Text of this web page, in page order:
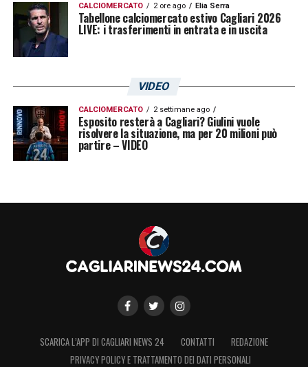
La giornata può dunque diventare
determinante per il futuro diGaetano.
L’Atalanta
sul mercato.
La trattativa resta da seguire con grande
dal punto di vista tecnico, ma anche
un’operazione capace di dare nuove risorse
CALCIOMERCATO 2 ore ago Elia Serra
Tabellone calciomercato estivo Cagliari 2026
LIVE: i trasferimenti in entrata e in uscita
VIDEO
CALCIOMERCATO 2 settimane ago
Esposito resterà a Cagliari? Giulini vuole
risolvere la situazione, ma per 20 milioni può
partire – VIDEO
SCARICA L’APP DI CAGLIARI NEWS 24 CONTATTI
REDAZIONE
PRIVACY POLICY E TRATTAMENTO DEI DATI PERSONALI